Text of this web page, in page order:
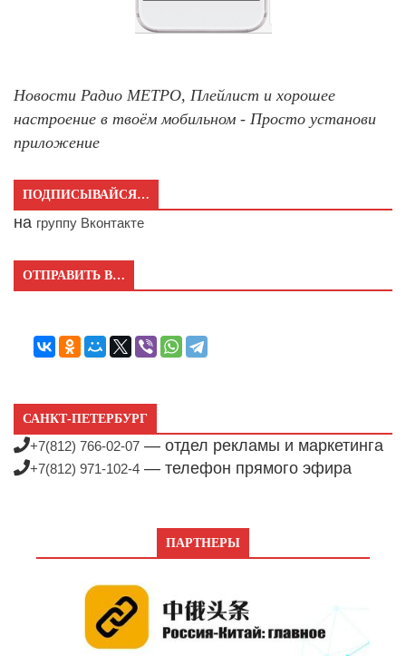
Новости Радио МЕТРО, Плейлист и хорошее
настроение в твоём мобильном - Просто установи
приложение
ПОДПИСЫВАЙСЯ…
на группу Вконтакте
ОТПРАВИТЬ В…
САНКТ-ПЕТЕРБУРГ
+7(812) 766-02-07 — отдел рекламы и маркетинга
+7(812) 971-102-4 — телефон прямого эфира
ПАРТНЕРЫ